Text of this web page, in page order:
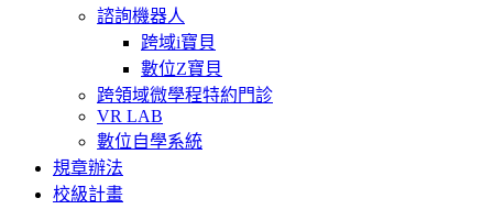
諮詢機器人
跨域i寶貝
數位Z寶貝
跨領域微學程特約門診
VR LAB
數位自學系統
規章辦法
校級計畫